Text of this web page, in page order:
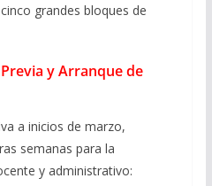
grandes bloques de
y Arranque de
a inicios de marzo,
semanas para la
y administrativo: